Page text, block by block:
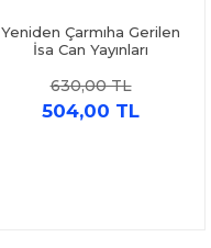
Yeniden Çarmıha Gerilen
İsa Can Yayınları
630,00 TL
504,00 TL